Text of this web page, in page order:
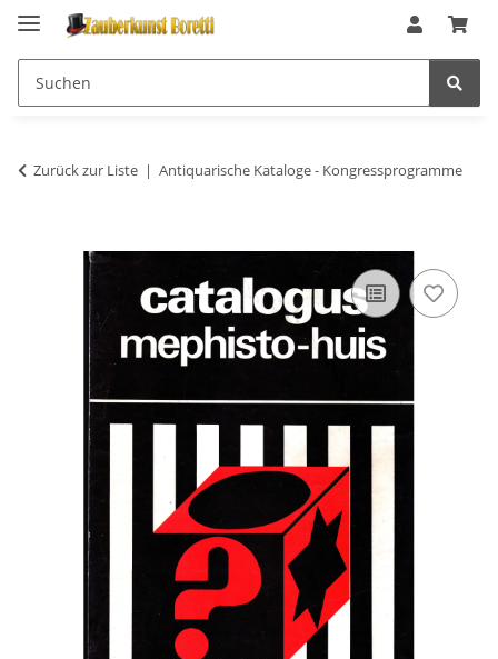
Zurück zur Liste Antiquarische Kataloge - Kongressprogramme